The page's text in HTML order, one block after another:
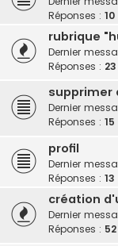
Réponses : 10
rubrique
Dernier
Réponses : 23
supprimer
Dernier
Réponses : 15
profil
Dernier
Réponses : 13
création
Dernier
Réponses : 52